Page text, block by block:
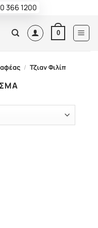
366 1200
0
/ Τζιαν Φιλίπ